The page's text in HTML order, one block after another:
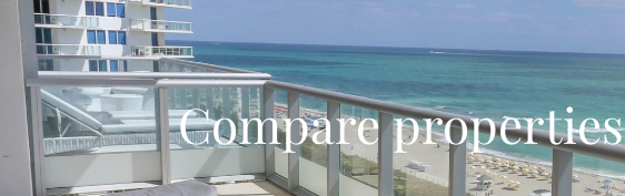
Compare properties